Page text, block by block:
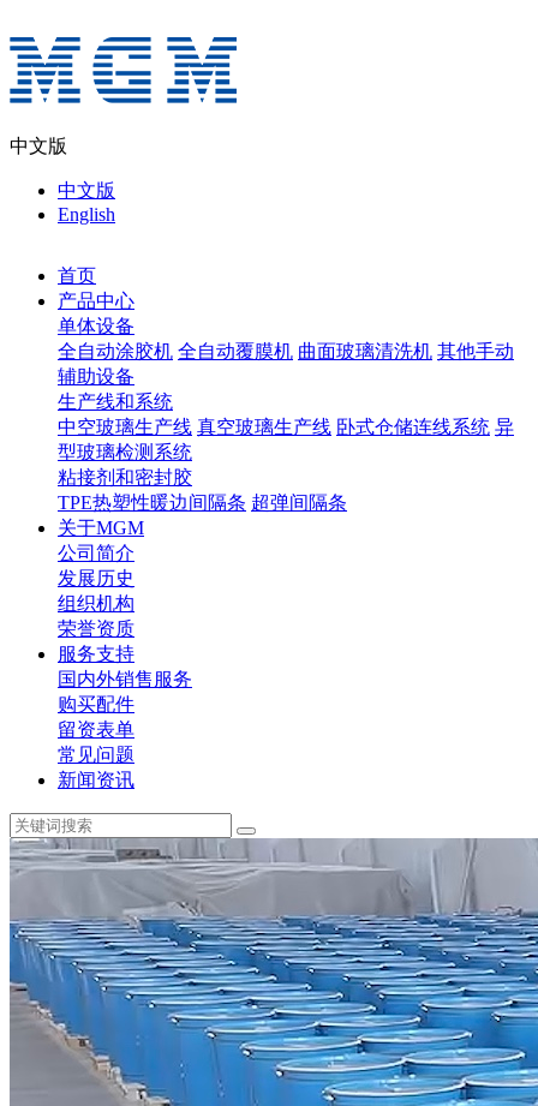
中文版
中文版
English
首页
产品中心
单体设备
全自动涂胶机 全自动覆膜机 曲面玻璃清洗机 其他手动
辅助设备
生产线和系统
中空玻璃生产线 真空玻璃生产线 卧式仓储连线系统 异
型玻璃检测系统
粘接剂和密封胶
TPE热塑性暖边间隔条 超弹间隔条
关于MGM
公司简介
发展历史
组织机构
荣誉资质
服务支持
国内外销售服务
购买配件
留资表单
常见问题
新闻资讯